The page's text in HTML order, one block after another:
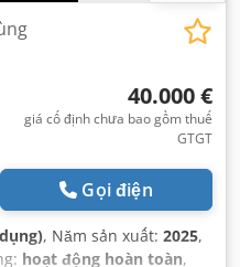
40.000 €
giá cố định chưa bao gồm thuế
GTGT
Gọi điện
, Năm sản xuất: 2025,
hoạt động hoàn toàn,